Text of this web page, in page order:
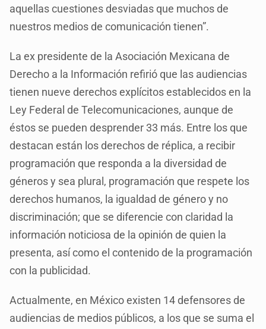
aquellas cuestiones desviadas que muchos de
nuestros medios de comunicación tienen”.
La ex presidente de la Asociación Mexicana de
Derecho a la Información refirió que las audiencias
tienen nueve derechos explícitos establecidos en la
Ley Federal de Telecomunicaciones, aunque de
éstos se pueden desprender 33 más. Entre los que
destacan están los derechos de réplica, a recibir
programación que responda a la diversidad de
géneros y sea plural, programación que respete los
derechos humanos, la igualdad de género y no
discriminación; que se diferencie con claridad la
información noticiosa de la opinión de quien la
presenta, así como el contenido de la programación
con la publicidad.
Actualmente, en México existen 14 defensores de
audiencias de medios públicos, a los que se suma el